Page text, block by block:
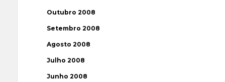
Outubro 2008
Setembro 2008
Agosto 2008
Julho 2008
Junho 2008